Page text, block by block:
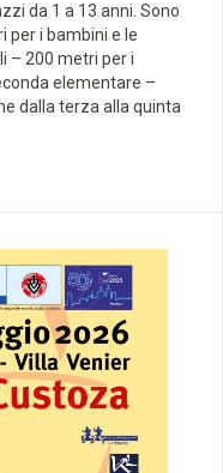
da 1 a 13 anni. Sono
per i bambini e le
– 200 metri per i
elementare –
dalla terza alla quinta